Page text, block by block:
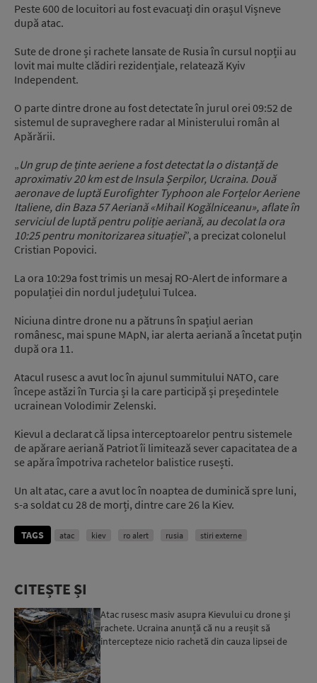
Peste 600 de locuitori au fost evacuați din orașul Vișneve
după atac.
Sute de drone și rachete lansate de Rusia în cursul nopții au
lovit mai multe clădiri rezidențiale, relatează Kyiv
Independent.
O parte dintre drone au fost detectate în jurul orei 09:52 de
sistemul de supraveghere radar al Ministerului român al
Apărării.
„Un grup de ținte aeriene a fost detectat la o distanță de
aproximativ 20 km est de Insula Șerpilor, Ucraina. Două
aeronave de luptă Eurofighter Typhoon ale Forțelor Aeriene
Italiene, din Baza 57 Aeriană «Mihail Kogălniceanu», aflate în
serviciul de luptă pentru poliție aeriană, au decolat la ora
10:25 pentru monitorizarea situației”, a precizat colonelul
Cristian Popovici.
La ora 10:29a fost trimis un mesaj RO-Alert de informare a
populației din nordul județului Tulcea.
Niciuna dintre drone nu a pătruns în spațiul aerian
românesc, mai spune MApN, iar alerta aeriană a încetat puțin
după ora 11.
Atacul rusesc a avut loc în ajunul summitului NATO, care
începe astăzi în Turcia și la care participă și președintele
ucrainean Volodimir Zelenski.
Kievul a declarat că lipsa interceptoarelor pentru sistemele
de apărare aeriană Patriot îi limitează sever capacitatea de a
se apăra împotriva rachetelor balistice rusești.
Un alt atac, care a avut loc în noaptea de duminică spre luni,
s-a soldat cu 28 de morți, dintre care 26 la Kiev.
TAGS atac kiev ro alert rusia stiri externe
CITEȘTE ȘI
Atac rusesc masiv asupra Kievului cu drone și
rachete. Ucraina anunță că nu a reușit să
intercepteze nicio rachetă din cauza lipsei de